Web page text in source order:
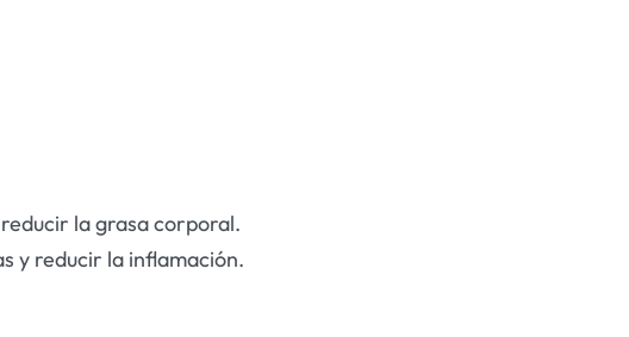
la grasa corporal.
y reducir la inflamación.